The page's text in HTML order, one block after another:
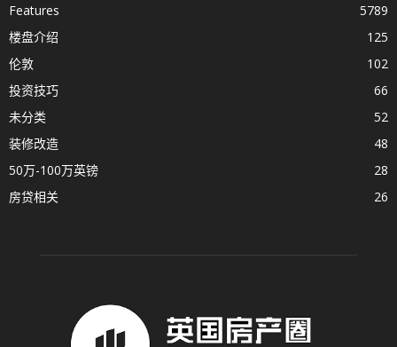
Features
5789
楼盘介绍
125
伦敦
102
投资技巧
66
未分类
52
装修改造
48
50万-100万英镑
28
房贷相关
26